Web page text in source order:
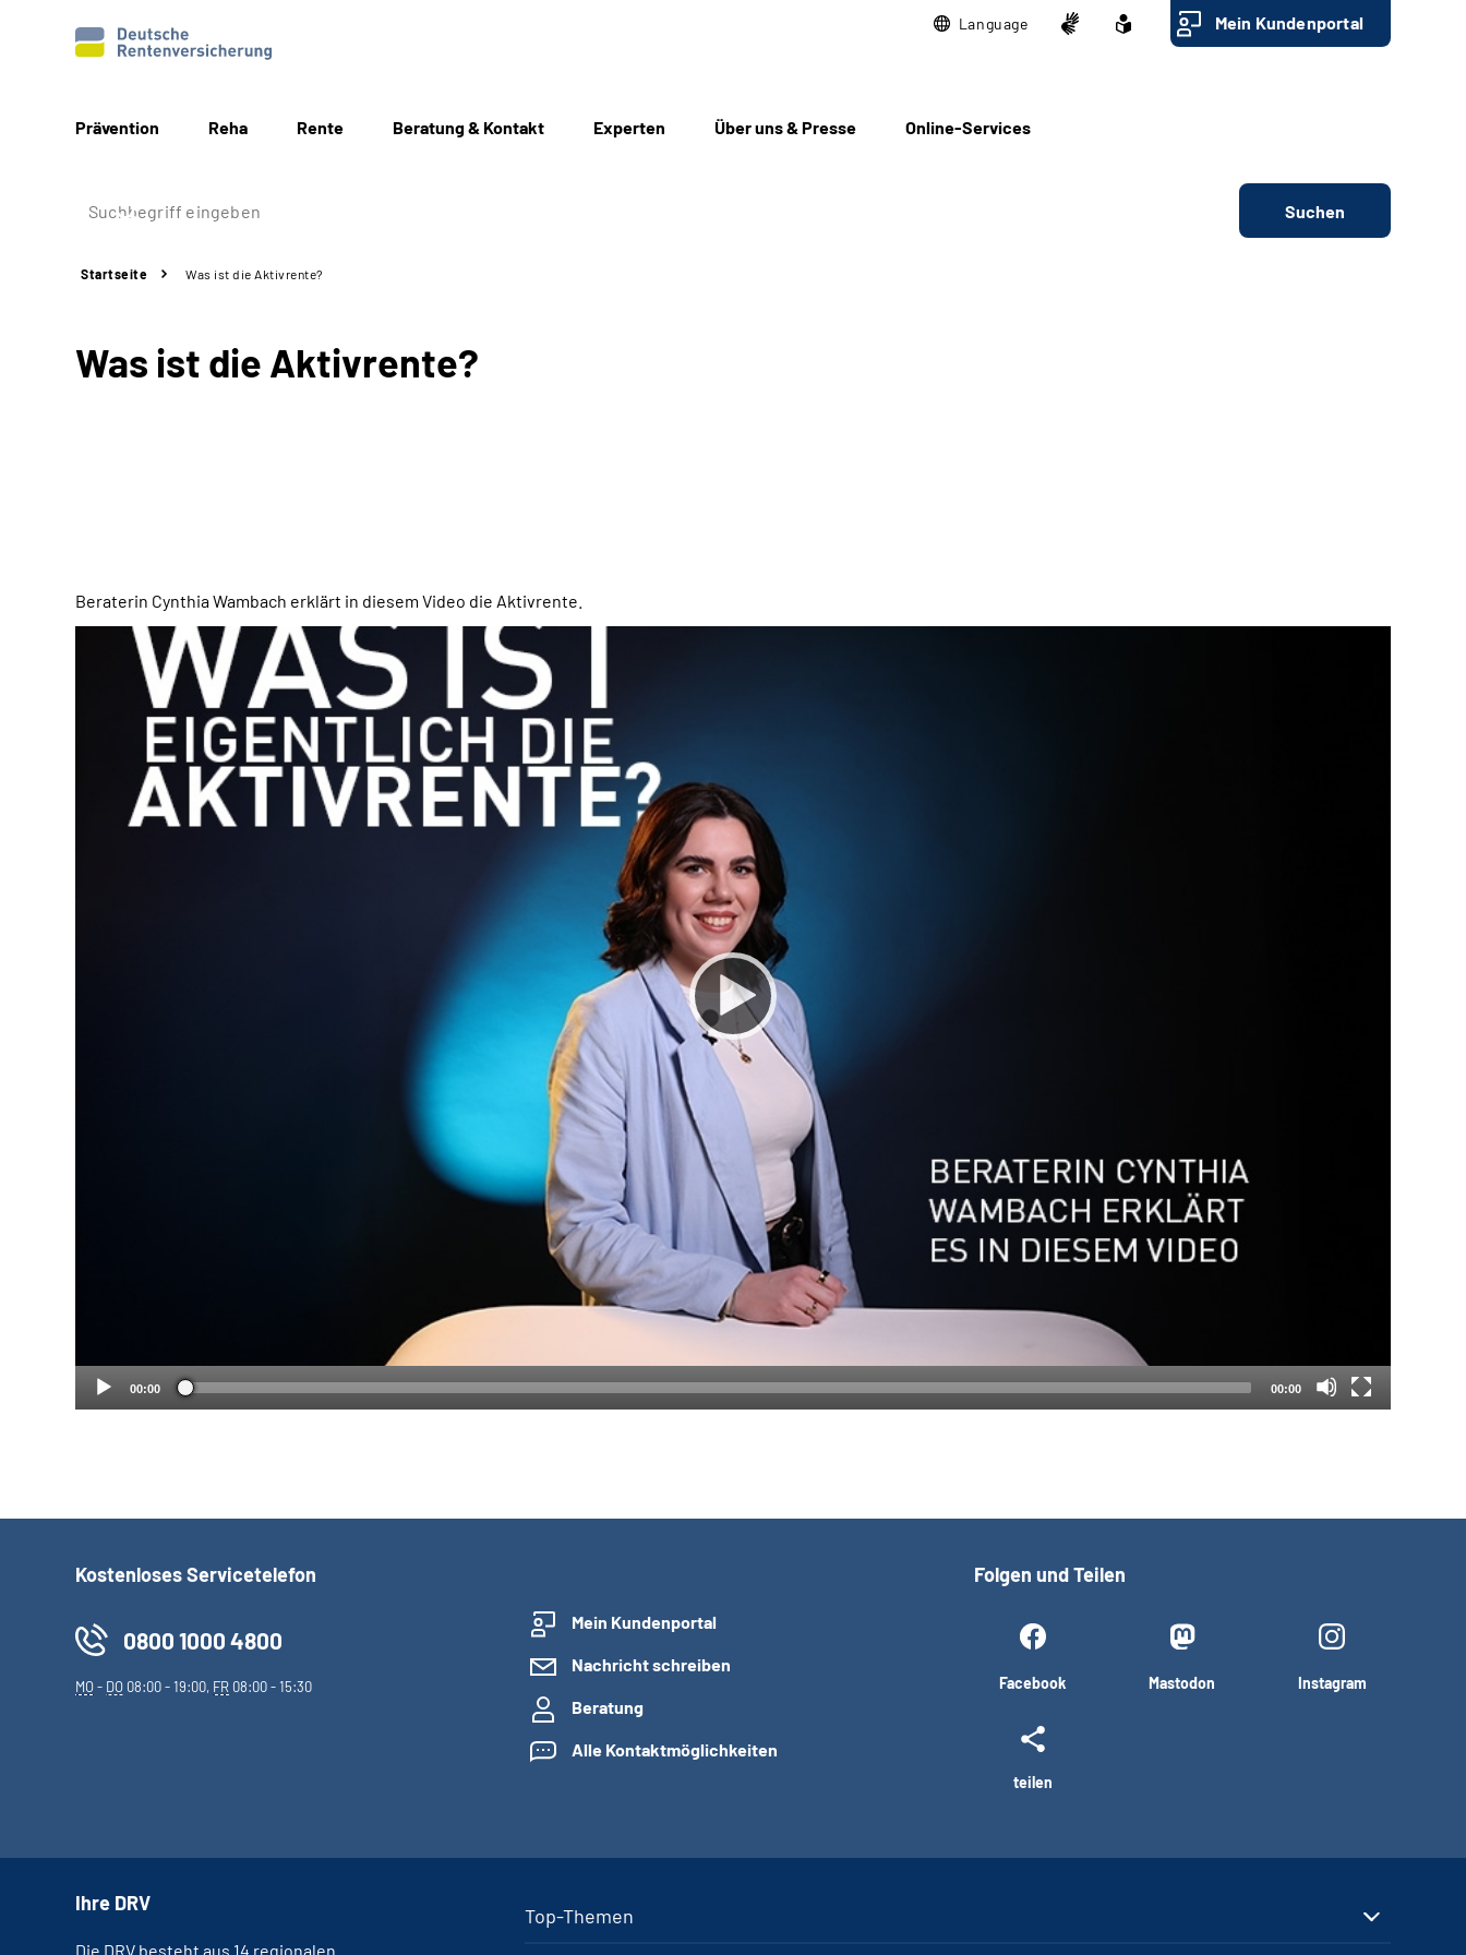
Language Mein Kundenportal
Prävention Reha Rente Beratung & Kontakt Experten Über uns & Presse Online-Services
Suchen
Startseite Was ist die Aktivrente?
Was ist die Aktivrente?
Beraterin Cynthia Wambach erklärt in diesem Video die Aktivrente.
00:00 00:00
Kostenloses Servicetelefon
0800 1000 4800
MO- DO 08:00 - 19:00, FR 08:00 - 15:30
Mein Kundenportal
Nachricht schreiben
Beratung
Alle Kontaktmöglichkeiten
Folgen und Teilen
Facebook Mastodon Instagram
teilen
Top-Themen
Ihre DRV
Die DRV besteht aus 14 regionalen